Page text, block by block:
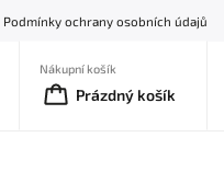
Podmínky ochrany osobních údajů
Nákupní košík
Prázdný košík